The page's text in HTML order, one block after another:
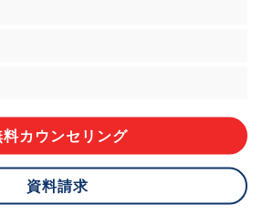
合せ窓口
v.co.jp
情報を提供されるかどうかは任意による
ります。
分析した情報とその利用について
料カウンセリング
資料請求